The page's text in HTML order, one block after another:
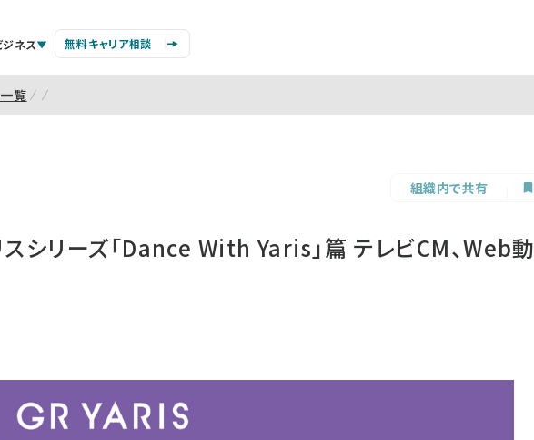
ネス 無料キャリア相談
覧
組織内で共有
シリーズ「Dance With Yaris」篇 テレビCM、Web動